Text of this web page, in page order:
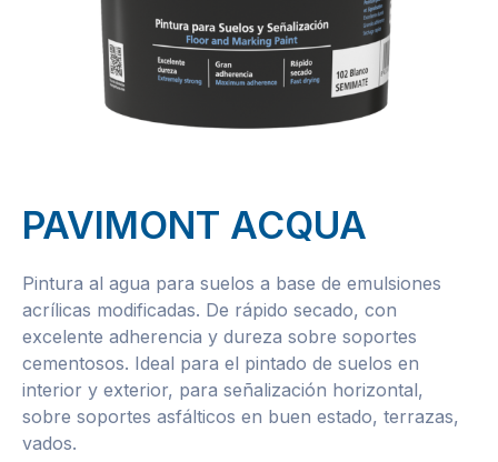
PAVIMONT ACQUA
Pintura al agua para suelos a base de emulsiones
acrílicas modificadas. De rápido secado, con
excelente adherencia y dureza sobre soportes
cementosos. Ideal para el pintado de suelos en
interior y exterior, para señalización horizontal,
sobre soportes asfálticos en buen estado, terrazas,
vados.